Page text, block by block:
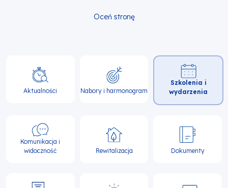
Oceń stronę
Główna
nawigacja
Aktualności Nabory i harmonogram
Szkolenia i
wydarzenia
Komunikacja i
widoczność
Rewitalizacja Dokumenty